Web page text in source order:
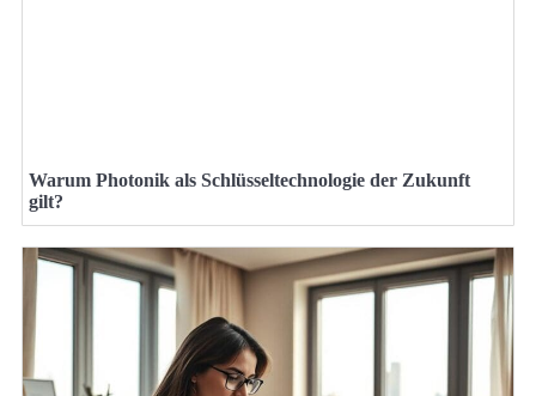
Warum Photonik als Schlüsseltechnologie der Zukunft
gilt?